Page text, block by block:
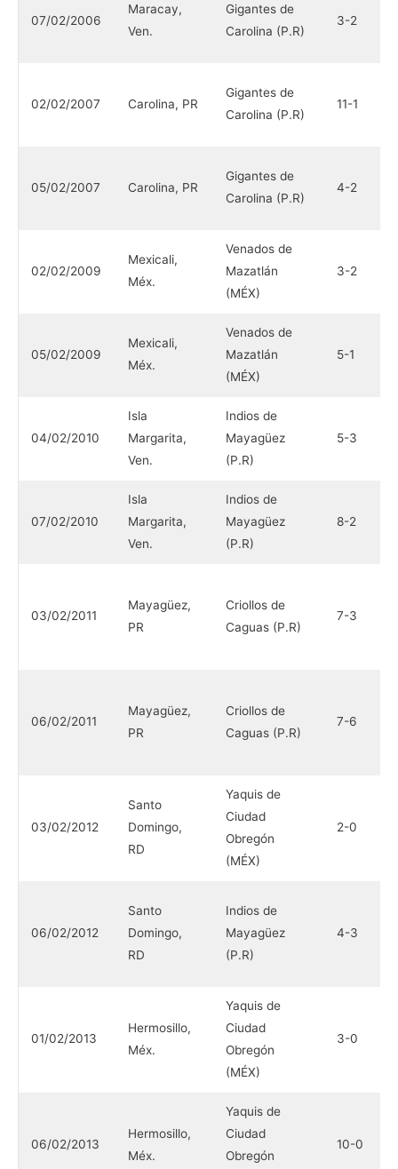
07/02/2006
Maracay,
Ven.
Gigantes de
Carolina (P.R)
3-2
02/02/2007 Carolina, PR
Gigantes de
Carolina (P.R)
11-1
05/02/2007 Carolina, PR
Gigantes de
Carolina (P.R)
4-2
02/02/2009
Mexicali,
Méx.
Venados de
Mazatlán
(MÉX)
3-2
05/02/2009
Mexicali,
Méx.
Venados de
Mazatlán
(MÉX)
5-1
04/02/2010
Isla
Margarita,
Ven.
Indios de
Mayagüez
(P.R)
5-3
07/02/2010
Isla
Margarita,
Ven.
Indios de
Mayagüez
(P.R)
8-2
03/02/2011
Mayagüez,
PR
Criollos de
Caguas (P.R)
7-3
06/02/2011
Mayagüez,
PR
Criollos de
Caguas (P.R)
7-6
03/02/2012
Santo
Domingo,
RD
Yaquis de
Ciudad
Obregón
(MÉX)
2-0
06/02/2012
Santo
Domingo,
RD
Indios de
Mayagüez
(P.R)
4-3
01/02/2013
Hermosillo,
Méx.
Yaquis de
Ciudad
Obregón
(MÉX)
3-0
06/02/2013
Hermosillo,
Méx.
Yaquis de
Ciudad
Obregón
10-0